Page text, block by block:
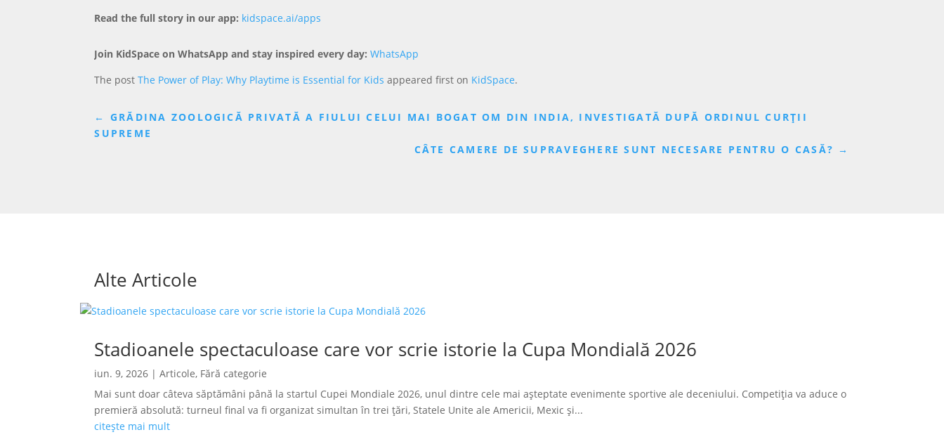
Read the full story in our app: kidspace.ai/apps
Join KidSpace on WhatsApp and stay inspired every day: WhatsApp
The postThe Power of Play: Why Playtime is Essential for Kids appeared first on KidSpace.
← GRĂDINA ZOOLOGICĂ PRIVATĂ A FIULUI CELUI MAI BOGAT OM DIN INDIA, INVESTIGATĂ DUPĂ ORDINUL CURȚII
SUPREME
CÂTE CAMERE DE SUPRAVEGHERE SUNT NECESARE PENTRU O CASĂ? →
Alte Articole
Stadioanele spectaculoase care vor scrie istorie la Cupa Mondială 2026
iun. 9, 2026 |Articole, Fără categorie
Mai sunt doar câteva săptămâni până la startul Cupei Mondiale 2026, unul dintre cele mai așteptate evenimente sportive ale deceniului. Competiția va aduce o
premieră absolută: turneul final va fi organizat simultan în trei țări, Statele Unite ale Americii, Mexic și...
citește mai mult